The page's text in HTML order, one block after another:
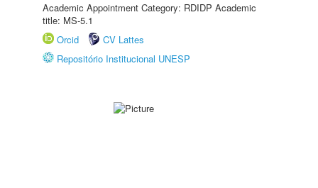
Academic Appointment Category: RDIDP Academic
title: MS-5.1
Orcid
CV Lattes
Repositório Institucional UNESP